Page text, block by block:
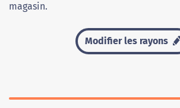
magasin.
Modifier les rayons